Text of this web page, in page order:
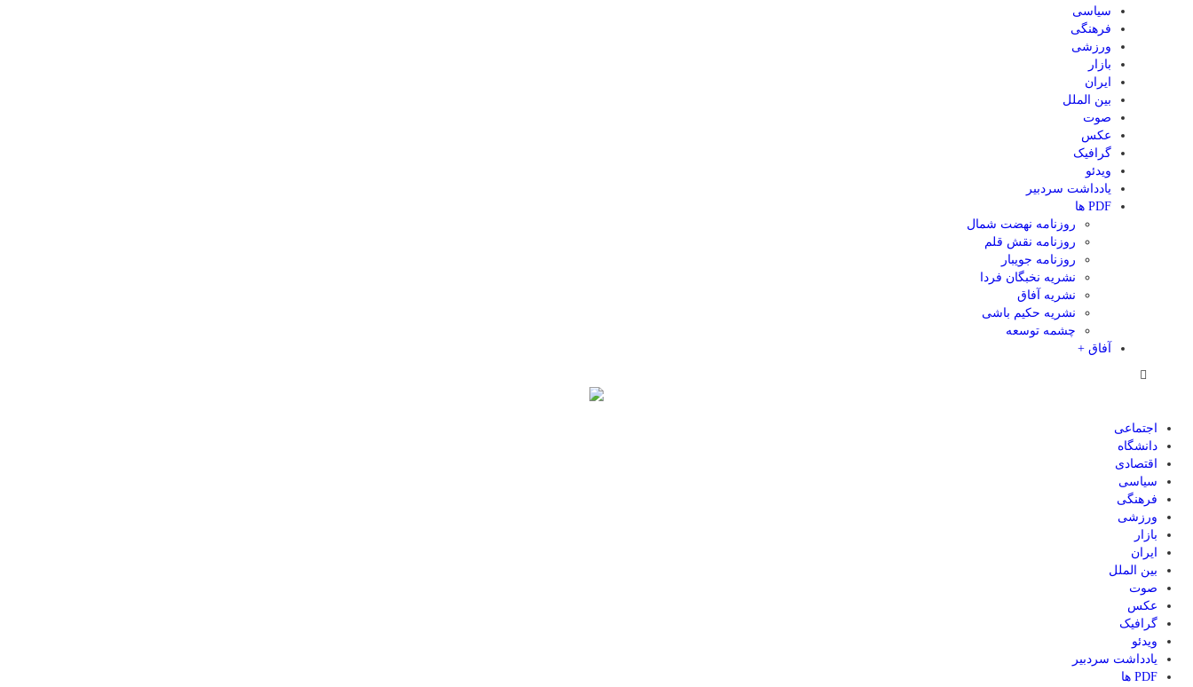
سیاسی
فرهنگی
ورزشی
بازار
ایران
بین الملل
صوت
عکس
گرافیک
ویدئو
یادداشت سردبیر
PDF ها
روزنامه نهضت شمال
روزنامه نقش قلم
روزنامه جویبار
نشریه نخبگان فردا
نشریه آفاق
نشریه حکیم باشی
چشمه توسعه
آفاق +
اجتماعی
دانشگاه
اقتصادی
سیاسی
فرهنگی
ورزشی
بازار
ایران
بین الملل
صوت
عکس
گرافیک
ویدئو
یادداشت سردبیر
PDF ها